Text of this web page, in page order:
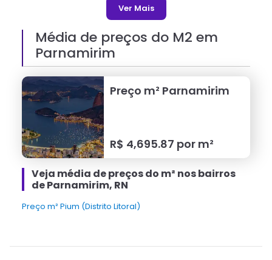
Ver Mais
Média de preços do M2 em
Parnamirim
Preço m² Parnamirim
R$ 4,695.87 por m²
Veja média de preços do m² nos bairros
de Parnamirim, RN
Preço m² Pium (Distrito Litoral)